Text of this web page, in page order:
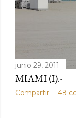
a
s
junio 29, 2011
MIAMI (I).-
Compartir 48